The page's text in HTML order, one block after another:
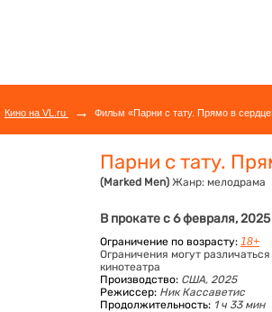
Кино на VL.ru → Фильм «Парни с тату. Прямо в
Парни с тату.
(Marked Men) Жанр: мелодрама
В прокате с 6 февраля, 2025
Ограничение по возрасту: 18+
Ограничения могут
кинотеатра
Производство: США, 2025
Режиссер: Ник Кассаветис
Продолжительность: 1 ч 33 мин